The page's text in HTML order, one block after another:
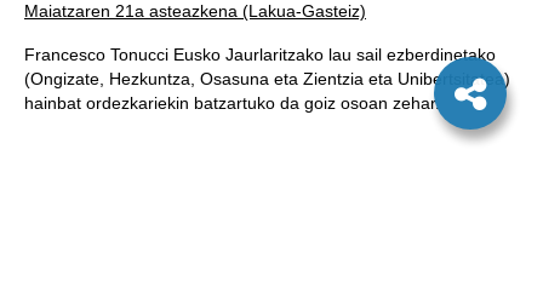
Maiatzaren 21a asteazkena (Lakua-Gasteiz)
Francesco Tonucci Eusko Jaurlaritzako lau sail ezberdinetako
(Ongizate, Hezkuntza, Osasuna eta Zientzia eta Unibertsitatea)
hainbat ordezkariekin batzartuko da goiz osoan zehar.